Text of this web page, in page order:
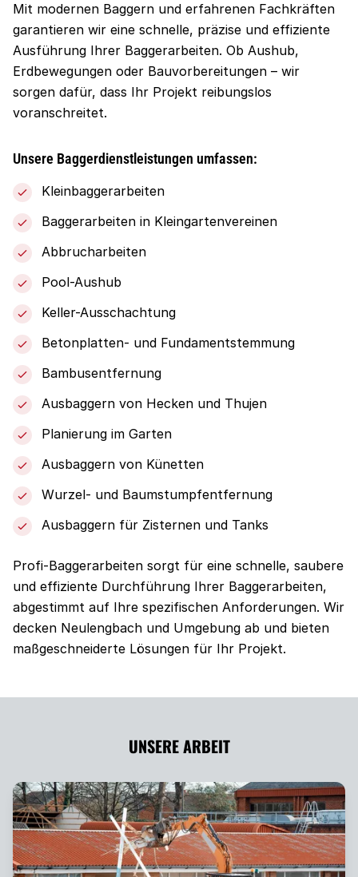
Mit modernen Baggern und erfahrenen Fachkräften
garantieren wir eine schnelle, präzise und effiziente
Ausführung Ihrer Baggerarbeiten. Ob Aushub,
Erdbewegungen oder Bauvorbereitungen – wir
sorgen dafür, dass Ihr Projekt reibungslos
voranschreitet.
Unsere Baggerdienstleistungen umfassen:
Kleinbaggerarbeiten
Baggerarbeiten in Kleingartenvereinen
Abbrucharbeiten
Pool-Aushub
Keller-Ausschachtung
Betonplatten- und Fundamentstemmung
Bambusentfernung
Ausbaggern von Hecken und Thujen
Planierung im Garten
Ausbaggern von Künetten
Wurzel- und Baumstumpfentfernung
Ausbaggern für Zisternen und Tanks
Profi-Baggerarbeiten sorgt für eine schnelle, saubere
und effiziente Durchführung Ihrer Baggerarbeiten,
abgestimmt auf Ihre spezifischen Anforderungen. Wir
decken Neulengbach und Umgebung ab und bieten
maßgeschneiderte Lösungen für Ihr Projekt.
UNSERE ARBEIT